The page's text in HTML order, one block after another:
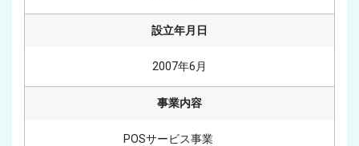
設立年月日
2007年6月
事業内容
POSサービス事業